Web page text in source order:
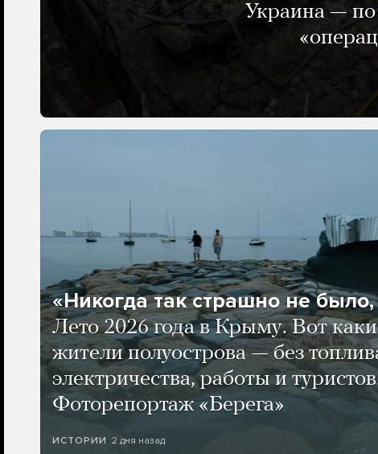
Украина — по
«Никогда так страшно не было,
Лето 2026 года в Крыму. Вот
жители полуострова — без
электричества, работы и
Фоторепортаж «Берега»
ИСТОРИИ 2 дня назад